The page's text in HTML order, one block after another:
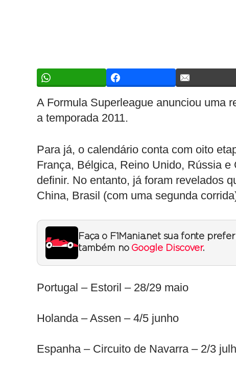
A Formula Superleague anunciou uma
a temporada 2011.
Para já, o calendário conta com oito
França, Bélgica, Reino Unido, Rússia
definir. No entanto, já foram revelados
China, Brasil (com uma segunda
Faça o F1Mania.net sua fonte
também no Google Discover.
Portugal – Estoril – 28/29 maio
Holanda – Assen – 4/5 junho
Espanha – Circuito de Navarra – 2/3